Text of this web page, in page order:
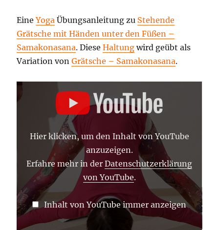
EineYoga Übungsanleitung zu Stehende
Grätsche mit Händen unter den Füßen –
Samakonasana. DieseHaltung wird geübt als
Variation vonGrätsche – Samakonasana.
„STEHENDE
GRÄTSCHE
MIT
FÜSSEN –
AMAKONASANA –
OGA A
SANA L
EXIKONN“ V
ON Y
OUTUBE A
NZEIGEN
Hier klicken, um den Inhalt von YouTube
anzuzeigen.
Erfahre mehr in derDatenschutzerklärung
von YouTube.
Inhalt von YouTube immer anzeigen